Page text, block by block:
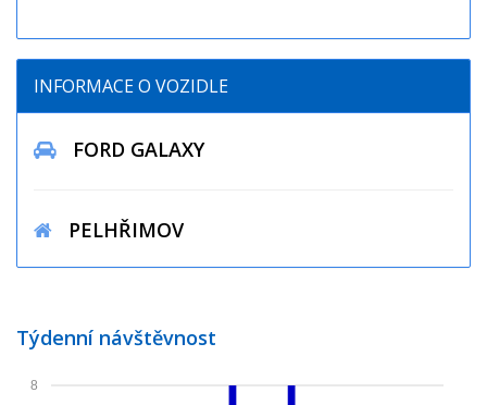
INFORMACE O VOZIDLE
FORD GALAXY
PELHŘIMOV
Týdenní návštěvnost
8